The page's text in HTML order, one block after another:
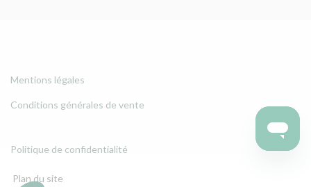
Mentions légales
Conditions générales de vente
Politique de confidentialité
Plan du site